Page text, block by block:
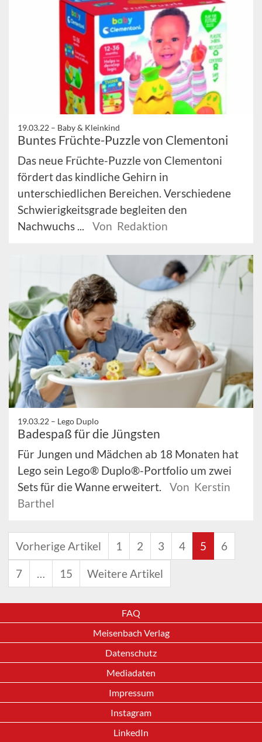
19.03.22 – Baby & Kleinkind
Buntes Früchte-Puzzle von Clementoni
Das neue Früchte-Puzzle von Clementoni
fördert das kindliche Gehirn in
unterschiedlichen Bereichen. Verschiedene
Schwierigkeitsgrade begleiten den
Nachwuchs ...
Von Redaktion
19.03.22 – Lego Duplo
Badespaß für die Jüngsten
Für Jungen und Mädchen ab 18 Monaten hat
Lego sein Lego® Duplo®-Portfolio um zwei
Sets für die Wanne erweitert.
Von Kerstin
Barthel
Vorherige Artikel 1 2 3 4 5 6
7 … 15 Weitere Artikel
FAQ
Meisenbach Verlag
Datenschutz
Mediadaten
Impressum
Instagram
LinkedIn